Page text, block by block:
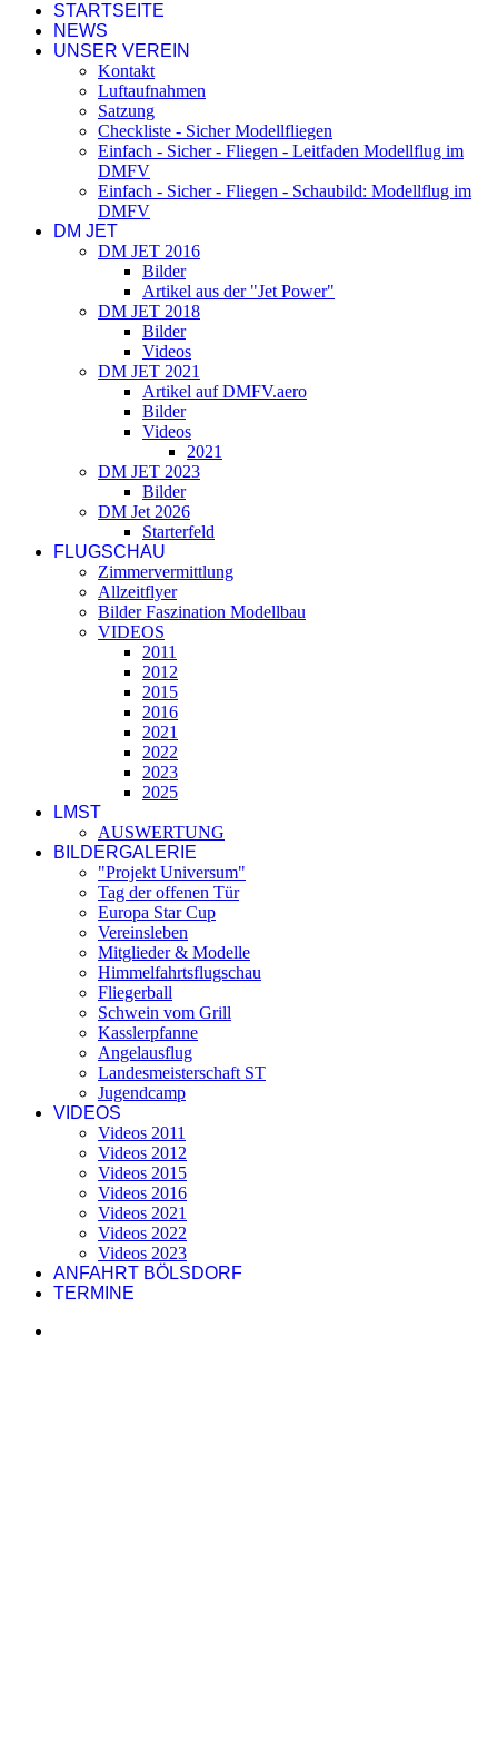
STARTSEITE
NEWS
UNSER VEREIN
Kontakt
Luftaufnahmen
Satzung
Checkliste - Sicher Modellfliegen
Einfach - Sicher - Fliegen - Leitfaden Modellflug im
DMFV
Einfach - Sicher - Fliegen - Schaubild: Modellflug im
DMFV
DM JET
DM JET 2016
Bilder
Artikel aus der "Jet Power"
DM JET 2018
Bilder
Videos
DM JET 2021
Artikel auf DMFV.aero
Bilder
Videos
2021
DM JET 2023
Bilder
DM Jet 2026
Starterfeld
FLUGSCHAU
Zimmervermittlung
Allzeitflyer
Bilder Faszination Modellbau
VIDEOS
2011
2012
2015
2016
2021
2022
2023
2025
LMST
AUSWERTUNG
BILDERGALERIE
"Projekt Universum"
Tag der offenen Tür
Europa Star Cup
Vereinsleben
Mitglieder & Modelle
Himmelfahrtsflugschau
Fliegerball
Schwein vom Grill
Kasslerpfanne
Angelausflug
Landesmeisterschaft ST
Jugendcamp
VIDEOS
Videos 2011
Videos 2012
Videos 2015
Videos 2016
Videos 2021
Videos 2022
Videos 2023
ANFAHRT BÖLSDORF
TERMINE